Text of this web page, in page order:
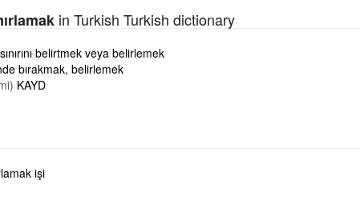
in Turkish Turkish dictionary
sınırını belirtmek veya belirlemek
bırakmak, belirlemek
KAYD
işi